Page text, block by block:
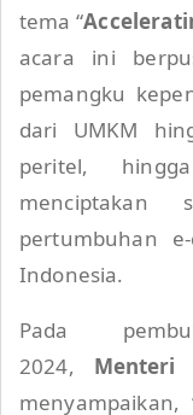
tema “
acara ini
pemangku
dari UMKM
peritel,
menciptakan
pertumbuhan
Indonesia.
Pada
2024, Menteri